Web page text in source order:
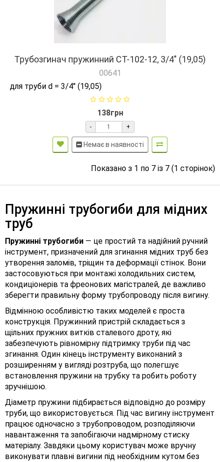
Трубозгинач пружинний СТ-102-12, 3/4" (19,05)
00641
для труби d = 3/4" (19,05)
138грн
- +
Немає в наявності
Показано з 1 по 7 із 7 (1 сторінок)
Пружинні трубогиби для мідних
труб
Пружинні трубогиби — це простий та надійний ручний
інструмент, призначений для згинання мідних труб без
утворення заломів, тріщин та деформації стінок. Вони
застосовуються при монтажі холодильних систем,
кондиціонерів та фреонових магістралей, де важливо
зберегти правильну форму трубопроводу після вигину.
Відмінною особливістю таких моделей є проста
конструкція. Пружинний пристрій складається з
щільних пружних витків сталевого дроту, які
забезпечують рівномірну підтримку труби під час
згинання. Один кінець інструменту виконаний з
розширенням у вигляді розтруба, що полегшує
встановлення пружини на трубку та робить роботу
зручнішою.
Діаметр пружини підбирається відповідно до розміру
труби, що використовується. Під час вигину інструмент
працює одночасно з трубопроводом, розподіляючи
навантаження та запобігаючи надмірному стиску
матеріалу. Завдяки цьому користувач може вручну
виконувати плавні вигини під необхідним кутом без